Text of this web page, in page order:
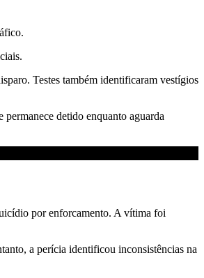
Testes também identificaram vestígios
detido enquanto aguarda
por enforcamento. A vítima foi
a perícia identificou inconsistências na